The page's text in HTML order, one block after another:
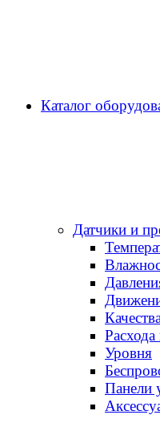
Каталог
Датчики и
Расхода
Уровня
Панели